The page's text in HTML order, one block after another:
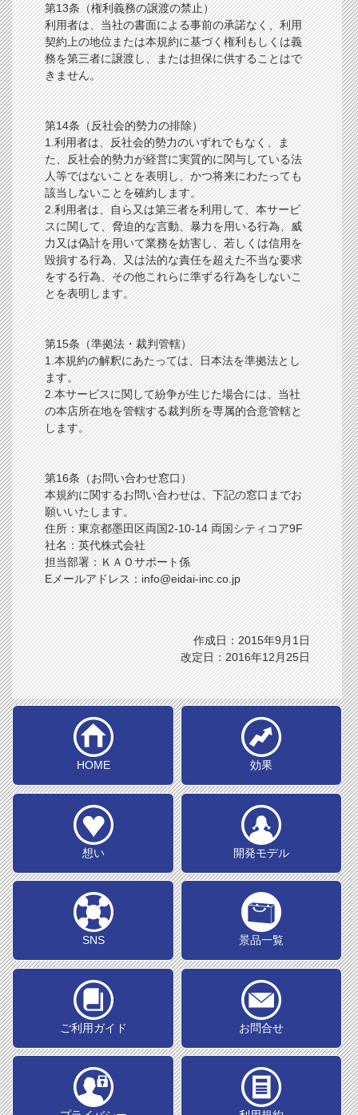
第13条（権利義務の譲渡の禁止）
利用者は、当社の書面による事前の承諾なく、利用
契約上の地位または本規約に基づく権利もしくは義
務を第三者に譲渡し、または担保に供することはで
きません。
第14条（反社会的勢力の排除）
1.利用者は、反社会的勢力のいずれでもなく、ま
た、反社会的勢力が経営に実質的に関与している法
人等ではないことを表明し、かつ将来にわたっても
該当しないことを確約します。
2.利用者は、自ら又は第三者を利用して、本サービ
スに関して、脅迫的な言動、暴力を用いる行為、威
力又は偽計を用いて業務を妨害し、若しくは信用を
毀損する行為、又は法的な責任を超えた不当な要求
をする行為、その他これらに準ずる行為をしないこ
とを表明します。
第15条（準拠法・裁判管轄）
1.本規約の解釈にあたっては、日本法を準拠法とし
ます。
2.本サービスに関して紛争が生じた場合には、当社
の本店所在地を管轄する裁判所を専属的合意管轄と
します。
第16条（お問い合わせ窓口）
本規約に関するお問い合わせは、下記の窓口までお
願いいたします。
住所：東京都墨田区両国2-10-14 両国シティコア9F
社名：英代株式会社
担当部署：ＫＡＯサポート係
Eメールアドレス：info@eidai-inc.co.jp
作成日：2015年9月1日
改定日：2016年12月25日
HOME 効果
想い 開発モデル
SNS 景品一覧
ご利用ガイド お問合せ